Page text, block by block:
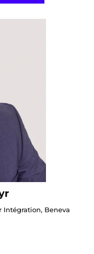
Intégration, Beneva